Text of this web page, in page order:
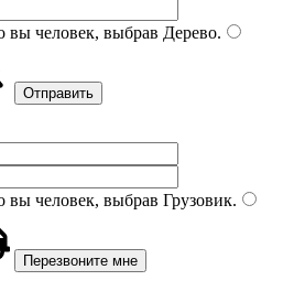
вы человек, выбрав Дерево.
вы человек, выбрав Грузовик.